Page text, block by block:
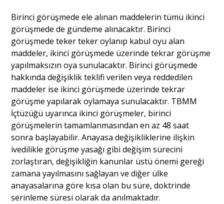
Birinci görüşmede ele alınan maddelerin tümü ikinci
görüşmede de gündeme alınacaktır. Birinci
görüşmede teker teker oylanıp kabul oyu alan
maddeler, ikinci görüşmede üzerinde tekrar görüşme
yapılmaksızın oya sunulacaktır. Birinci görüşmede
hakkında değişiklik teklifi verilen veya reddedilen
maddeler ise ikinci görüşmede üzerinde tekrar
görüşme yapılarak oylamaya sunulacaktır. TBMM
İçtüzüğü uyarınca ikinci görüşmeler, birinci
görüşmelerin tamamlanmasından en az 48 saat
sonra başlayabilir. Anayasa değişikliklerine ilişkin
ivedilikle görüşme yasağı gibi değişim sürecini
zorlaştıran, değişikliğin kanunlar üstü önemi gereği
zamana yayılmasını sağlayan ve diğer ülke
anayasalarına göre kısa olan bu süre, doktrinde
serinleme süresi olarak da anılmaktadır.